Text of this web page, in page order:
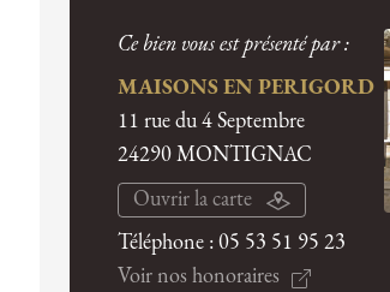
Ce bien vous est présenté par :
MAISONS EN PERIGORD
11 rue du 4 Septembre
24290 MONTIGNAC
Ouvrir la carte
Téléphone :05 53 51 95 23
Voir nos honoraires